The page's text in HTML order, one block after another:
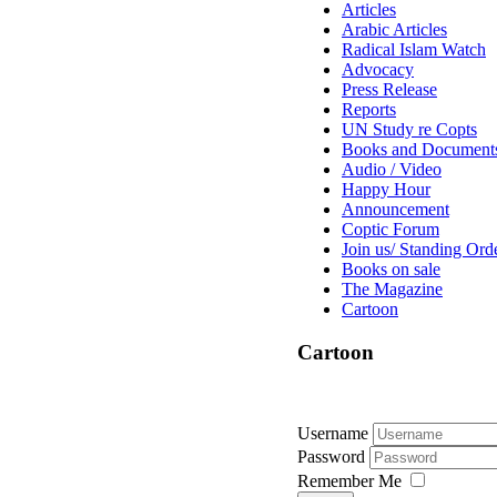
Articles
Arabic Articles
Radical Islam Watch
Advocacy
Press Release
Reports
UN Study re Copts
Books and
Audio / Video
Happy Hour
Announcement
Coptic Forum
Join us/ Standing
Books on sale
The Magazine
Cartoon
Cartoon
Username
Password
Remember Me